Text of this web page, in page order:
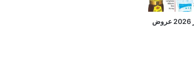
عروض العثيم حتى 6 يناير 2026 عروض